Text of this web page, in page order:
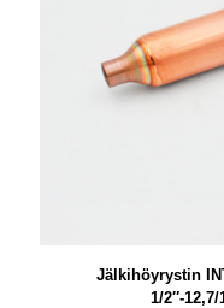
Jälkihöyrystin
1/2″-